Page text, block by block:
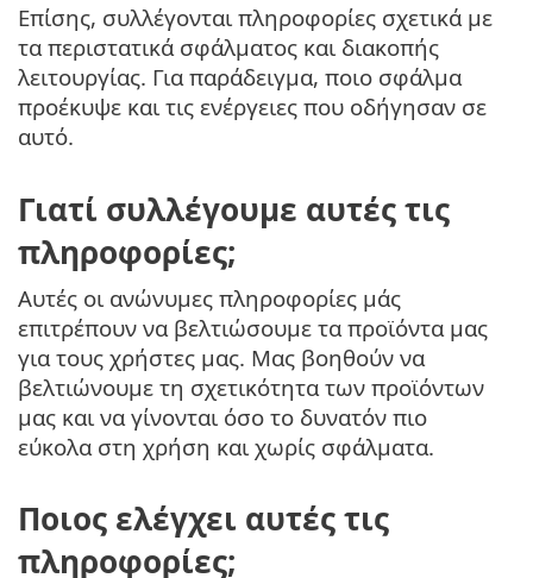
Επίσης, συλλέγονται πληροφορίες σχετικά με
τα περιστατικά σφάλματος και διακοπής
λειτουργίας. Για παράδειγμα, ποιο σφάλμα
προέκυψε και τις ενέργειες που οδήγησαν σε
αυτό.
Γιατί συλλέγουμε αυτές τις
πληροφορίες;
Αυτές οι ανώνυμες πληροφορίες μάς
επιτρέπουν να βελτιώσουμε τα προϊόντα μας
για τους χρήστες μας. Μας βοηθούν να
βελτιώνουμε τη σχετικότητα των προϊόντων
μας και να γίνονται όσο το δυνατόν πιο
εύκολα στη χρήση και χωρίς σφάλματα.
Ποιος ελέγχει αυτές τις
πληροφορίες;